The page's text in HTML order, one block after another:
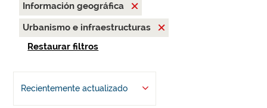
Información geográfica
Urbanismo e infraestructuras
Restaurar filtros
Recientemente actualizado